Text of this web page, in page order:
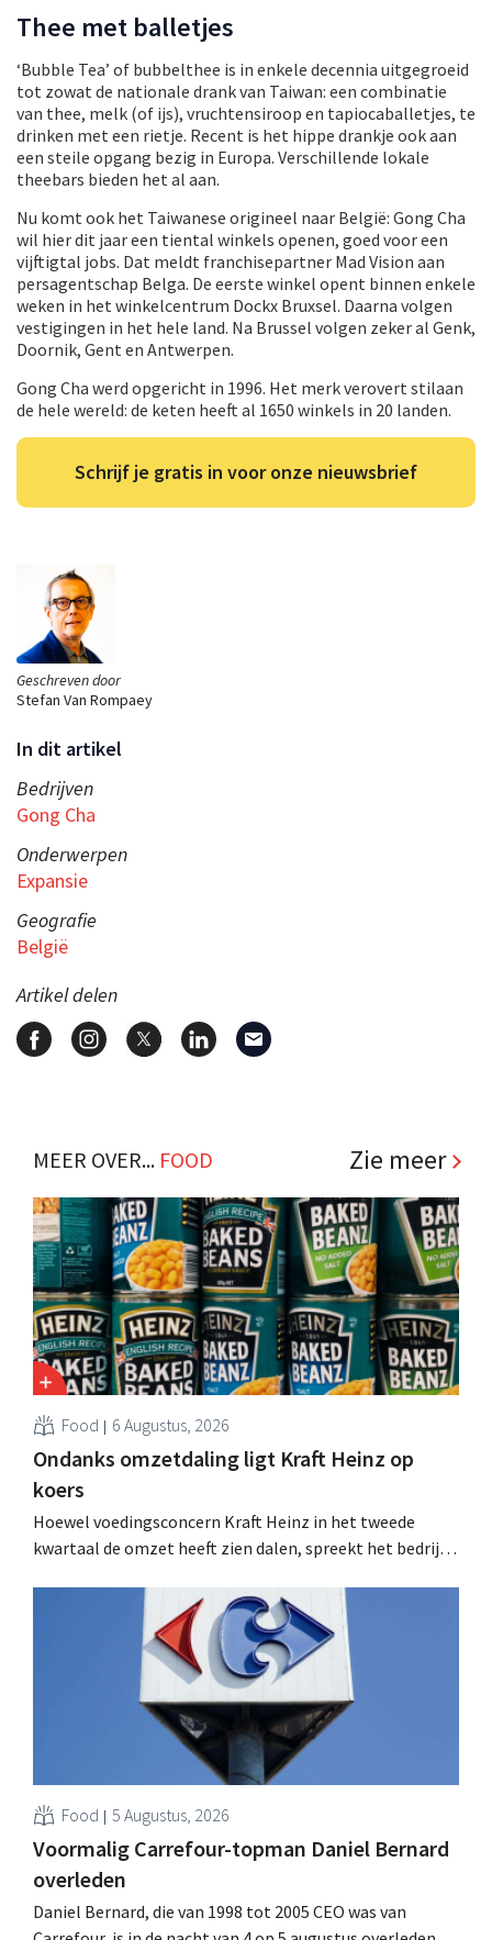
Geschreven door
Stefan Van Rompaey
In dit artikel
Bedrijven
Gong Cha
Onderwerpen
Expansie
Geografie
België
Artikel delen
Thee met balletjes
‘Bubble Tea’ of bubbelthee is in enkele decennia uitgegroeid
tot zowat de nationale drank van Taiwan: een combinatie
van thee, melk (of ijs), vruchtensiroop en tapiocaballetjes, te
drinken met een rietje. Recent is het hippe drankje ook aan
een steile opgang bezig in Europa. Verschillende lokale
theebars bieden het al aan.
Nu komt ook het Taiwanese origineel naar België: Gong Cha
wil hier dit jaar een tiental winkels openen, goed voor een
vijftigtal jobs. Dat meldt franchisepartner Mad Vision aan
persagentschap Belga. De eerste winkel opent binnen enkele
weken in het winkelcentrum Dockx Bruxsel. Daarna volgen
vestigingen in het hele land. Na Brussel volgen zeker al Genk,
Doornik, Gent en Antwerpen.
Gong Cha werd opgericht in 1996. Het merk verovert stilaan
de hele wereld: de keten heeft al 1650 winkels in 20 landen.
Schrijf je gratis in voor onze nieuwsbrief
MEER OVER... FOOD Zie meer
Food 6 Augustus, 2026
Ondanks omzetdaling ligt Kraft Heinz op
koers
Hoewel voedingsconcern Kraft Heinz in het tweede
kwartaal de omzet heeft zien dalen, spreekt het bedrijf
multinational verhoogt de investeringen en de
vooruitzichten.
Food 5 Augustus, 2026
Voormalig Carrefour-topman Daniel Bernard
overleden
Daniel Bernard, die van 1998 tot 2005 CEO was van